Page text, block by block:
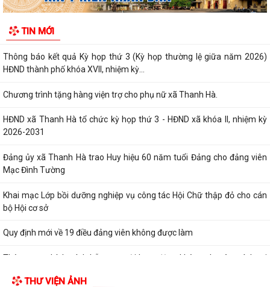
TIN MỚI
chính công xã Thanh Hà
Thông báo kết quả Kỳ họp thứ 3 (Kỳ họp thường lệ giữa năm 2026)
HĐND thành phố khóa XVII, nhiệm kỳ...
Chương trình tặng hàng viện trợ cho phụ nữ xã Thanh Hà.
HĐND xã Thanh Hà tổ chức kỳ họp thứ 3 - HĐND xã khóa II, nhiệm kỳ
2026-2031
Đảng ủy xã Thanh Hà trao Huy hiệu 60 năm tuổi Đảng cho đảng viên
Mạc Đình Tường
Khai mạc Lớp bồi dưỡng nghiệp vụ công tác Hội Chữ thập đỏ cho cán
bộ Hội cơ sở
Quy định mới về 19 điều đảng viên không được làm
Thông qua chính sách hỗ trợ người hoạt động không chuyên trách tại
THƯ VIỆN ẢNH